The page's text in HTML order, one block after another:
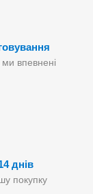
впевнені
днів
покупку